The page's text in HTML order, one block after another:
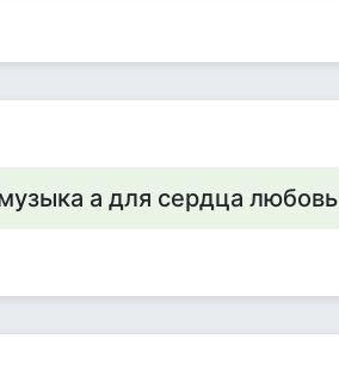
а для сердца любовь